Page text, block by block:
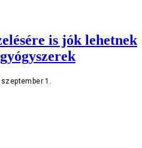
is jók lehetnek
1.